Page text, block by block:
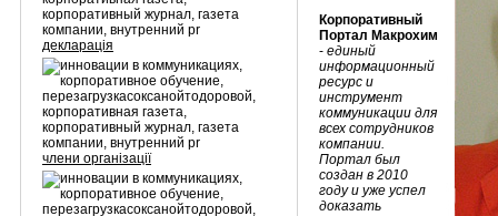
декларація
члени організації
Корпоративный
Портал Макрохим
- единый
информационный
ресурс и
инструмент
коммуникации для
всех сотрудников
компании.
Портал был
создан в 2010
году и уже успел
доказать